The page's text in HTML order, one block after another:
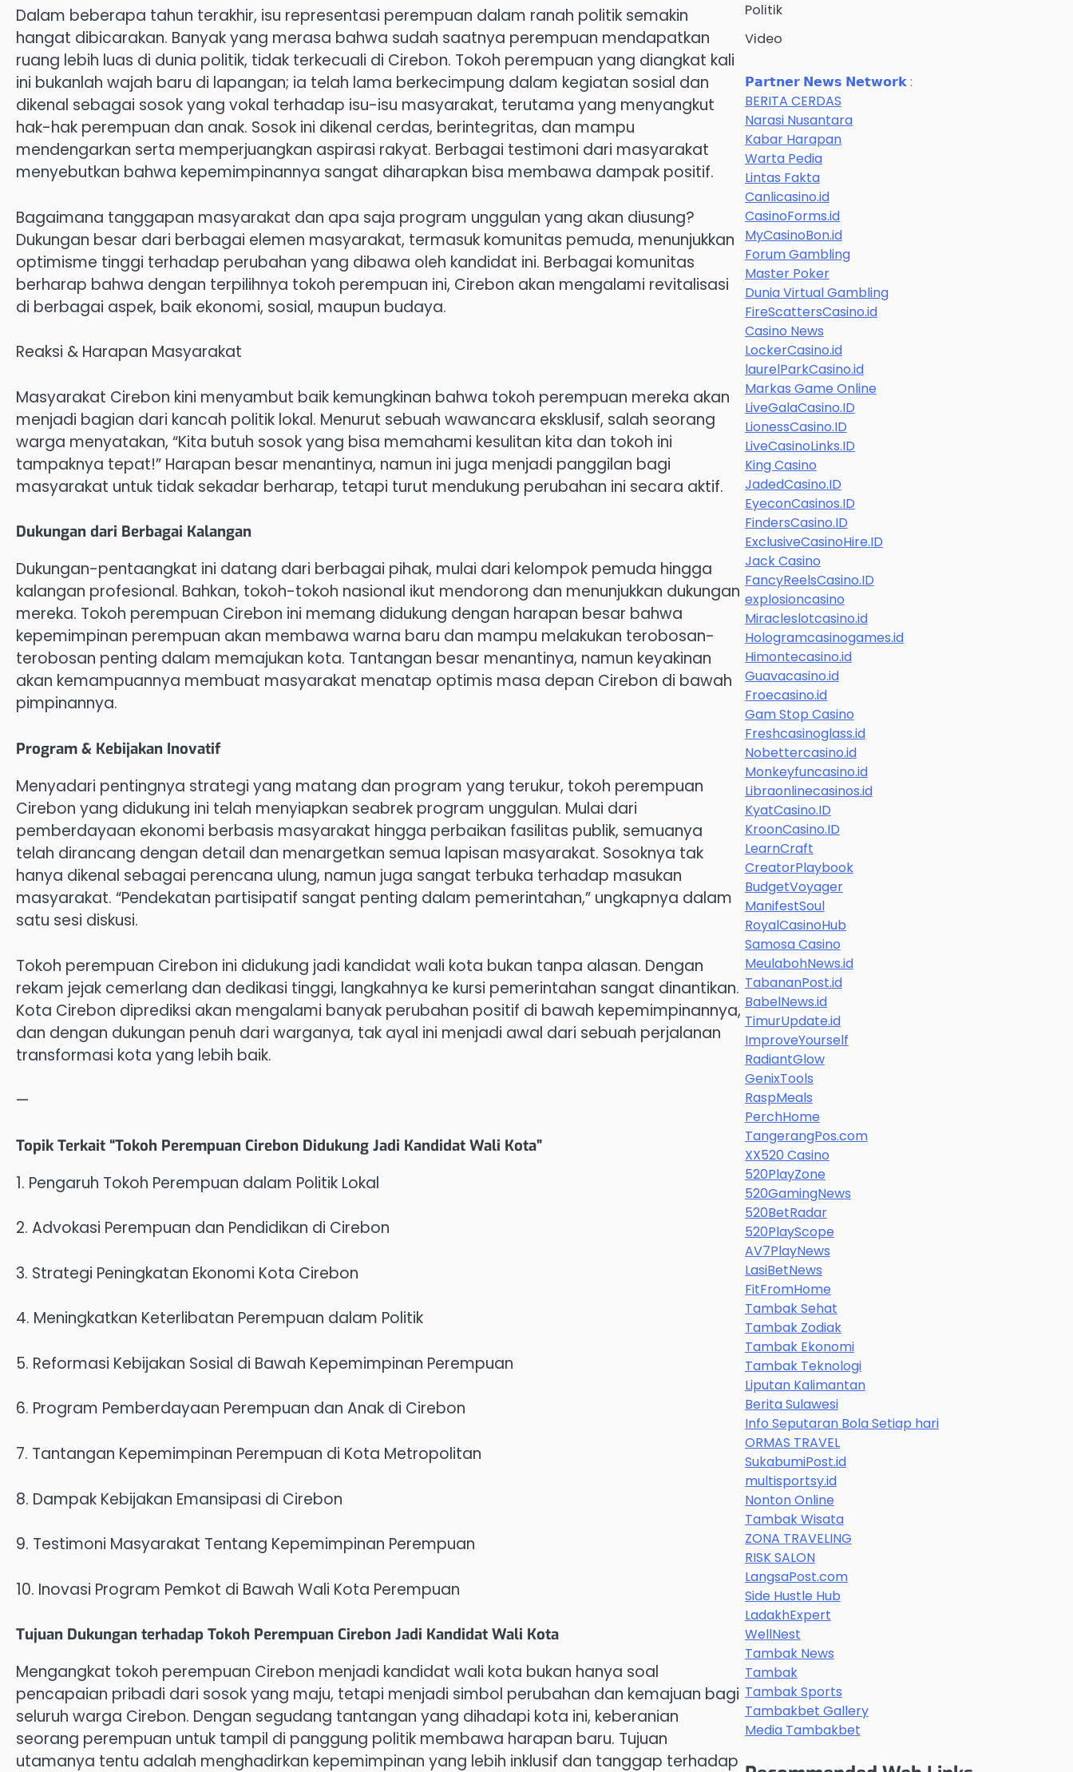
Dalam beberapa tahun terakhir, isu representasi perempuan dalam ranah politik semakin
hangat dibicarakan. Banyak yang merasa bahwa sudah saatnya perempuan mendapatkan
ruang lebih luas di dunia politik, tidak terkecuali di Cirebon. Tokoh perempuan yang diangkat kali
ini bukanlah wajah baru di lapangan; ia telah lama berkecimpung dalam kegiatan sosial dan
dikenal sebagai sosok yang vokal terhadap isu-isu masyarakat, terutama yang menyangkut
hak-hak perempuan dan anak. Sosok ini dikenal cerdas, berintegritas, dan mampu
mendengarkan serta memperjuangkan aspirasi rakyat. Berbagai testimoni dari masyarakat
menyebutkan bahwa kepemimpinannya sangat diharapkan bisa membawa dampak positif.
Bagaimana tanggapan masyarakat dan apa saja program unggulan yang akan diusung?
Dukungan besar dari berbagai elemen masyarakat, termasuk komunitas pemuda, menunjukkan
optimisme tinggi terhadap perubahan yang dibawa oleh kandidat ini. Berbagai komunitas
berharap bahwa dengan terpilihnya tokoh perempuan ini, Cirebon akan mengalami revitalisasi
di berbagai aspek, baik ekonomi, sosial, maupun budaya.
Reaksi & Harapan Masyarakat
Masyarakat Cirebon kini menyambut baik kemungkinan bahwa tokoh perempuan mereka akan
menjadi bagian dari kancah politik lokal. Menurut sebuah wawancara eksklusif, salah seorang
warga menyatakan, “Kita butuh sosok yang bisa memahami kesulitan kita dan tokoh ini
tampaknya tepat!” Harapan besar menantinya, namun ini juga menjadi panggilan bagi
masyarakat untuk tidak sekadar berharap, tetapi turut mendukung perubahan ini secara aktif.
Dukungan dari Berbagai Kalangan
Dukungan-pentaangkat ini datang dari berbagai pihak, mulai dari kelompok pemuda hingga
kalangan profesional. Bahkan, tokoh-tokoh nasional ikut mendorong dan menunjukkan dukungan
mereka. Tokoh perempuan Cirebon ini memang didukung dengan harapan besar bahwa
kepemimpinan perempuan akan membawa warna baru dan mampu melakukan terobosan-
terobosan penting dalam memajukan kota. Tantangan besar menantinya, namun keyakinan
akan kemampuannya membuat masyarakat menatap optimis masa depan Cirebon di bawah
pimpinannya.
Program & Kebijakan Inovatif
Menyadari pentingnya strategi yang matang dan program yang terukur, tokoh perempuan
Cirebon yang didukung ini telah menyiapkan seabrek program unggulan. Mulai dari
pemberdayaan ekonomi berbasis masyarakat hingga perbaikan fasilitas publik, semuanya
telah dirancang dengan detail dan menargetkan semua lapisan masyarakat. Sosoknya tak
hanya dikenal sebagai perencana ulung, namun juga sangat terbuka terhadap masukan
masyarakat. “Pendekatan partisipatif sangat penting dalam pemerintahan,” ungkapnya dalam
satu sesi diskusi.
Tokoh perempuan Cirebon ini didukung jadi kandidat wali kota bukan tanpa alasan. Dengan
rekam jejak cemerlang dan dedikasi tinggi, langkahnya ke kursi pemerintahan sangat dinantikan.
Kota Cirebon diprediksi akan mengalami banyak perubahan positif di bawah kepemimpinannya,
dan dengan dukungan penuh dari warganya, tak ayal ini menjadi awal dari sebuah perjalanan
transformasi kota yang lebih baik.
—
Topik Terkait “Tokoh Perempuan Cirebon Didukung Jadi Kandidat Wali Kota”
1. Pengaruh Tokoh Perempuan dalam Politik Lokal
2. Advokasi Perempuan dan Pendidikan di Cirebon
3. Strategi Peningkatan Ekonomi Kota Cirebon
4. Meningkatkan Keterlibatan Perempuan dalam Politik
5. Reformasi Kebijakan Sosial di Bawah Kepemimpinan Perempuan
6. Program Pemberdayaan Perempuan dan Anak di Cirebon
7. Tantangan Kepemimpinan Perempuan di Kota Metropolitan
8. Dampak Kebijakan Emansipasi di Cirebon
9. Testimoni Masyarakat Tentang Kepemimpinan Perempuan
10. Inovasi Program Pemkot di Bawah Wali Kota Perempuan
Tujuan Dukungan terhadap Tokoh Perempuan Cirebon Jadi Kandidat Wali Kota
Mengangkat tokoh perempuan Cirebon menjadi kandidat wali kota bukan hanya soal
pencapaian pribadi dari sosok yang maju, tetapi menjadi simbol perubahan dan kemajuan bagi
seluruh warga Cirebon. Dengan segudang tantangan yang dihadapi kota ini, keberanian
seorang perempuan untuk tampil di panggung politik membawa harapan baru. Tujuan
utamanya tentu adalah menghadirkan kepemimpinan yang lebih inklusif dan tanggap terhadap
Politik
Video
𝗣𝗮𝗿𝘁𝗻𝗲𝗿 𝗡𝗲𝘄𝘀 𝗡𝗲𝘁𝘄𝗼𝗿𝗸 :
BERITA CERDAS
Narasi Nusantara
Kabar Harapan
Warta Pedia
Lintas Fakta
Canlicasino.id
CasinoForms.id
MyCasinoBon.id
Forum Gambling
Master Poker
Dunia Virtual Gambling
FireScattersCasino.id
Casino News
LockerCasino.id
laurelParkCasino.id
Markas Game Online
LiveGalaCasino.ID
LionessCasino.ID
LiveCasinoLinks.ID
King Casino
JadedCasino.ID
EyeconCasinos.ID
FindersCasino.ID
ExclusiveCasinoHire.ID
Jack Casino
FancyReelsCasino.ID
explosioncasino
Miracleslotcasino.id
Hologramcasinogames.id
Himontecasino.id
Guavacasino.id
Froecasino.id
Gam Stop Casino
Freshcasinoglass.id
Nobettercasino.id
Monkeyfuncasino.id
Libraonlinecasinos.id
KyatCasino.ID
KroonCasino.ID
LearnCraft
CreatorPlaybook
BudgetVoyager
ManifestSoul
RoyalCasinoHub
Samosa Casino
MeulabohNews.id
TabananPost.id
BabelNews.id
TimurUpdate.id
ImproveYourself
RadiantGlow
GenixTools
RaspMeals
PerchHome
TangerangPos.com
XX520 Casino
520PlayZone
520GamingNews
520BetRadar
520PlayScope
AV7PlayNews
LasiBetNews
FitFromHome
Tambak Sehat
Tambak Zodiak
Tambak Ekonomi
Tambak Teknologi
Liputan Kalimantan
Berita Sulawesi
Info Seputaran Bola Setiap hari
ORMAS TRAVEL
SukabumiPost.id
multisportsy.id
Nonton Online
Tambak Wisata
ZONA TRAVELING
RISK SALON
LangsaPost.com
Side Hustle Hub
LadakhExpert
WellNest
Tambak News
Tambak
Tambak Sports
Tambakbet Gallery
Media Tambakbet